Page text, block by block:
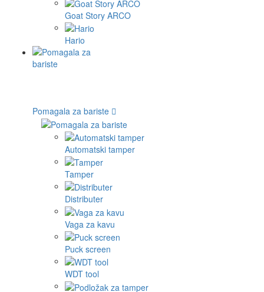
Goat Story ARCO
Hario
Pomagala za bariste
Automatski tamper
Tamper
Distributer
Vaga za kavu
Puck screen
WDT tool